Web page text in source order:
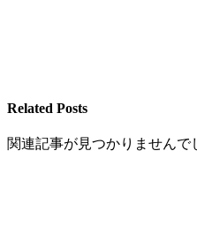
Related Posts
関連記事が見つかりませんで